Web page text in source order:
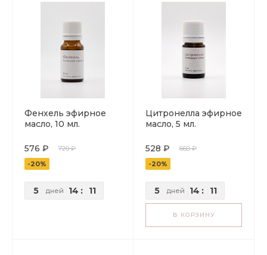
Фенхель эфирное
масло, 10 мл.
576 ₽
720 ₽
-20%
5 дней 14 : 11
Цитронелла эфирное
масло, 5 мл.
528 ₽
660 ₽
-20%
5 дней 14 : 11
В КОРЗИНУ